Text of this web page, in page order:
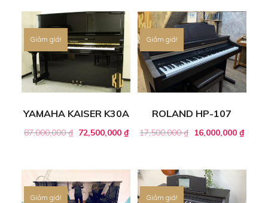
Giảm giá!
YAMAHA KAISER K30A
87,000,000₫ 72,500,000 ₫
Giảm giá!
ROLAND HP-107
17,500,000₫ 16,000,000₫
Giảm giá! Giảm giá!